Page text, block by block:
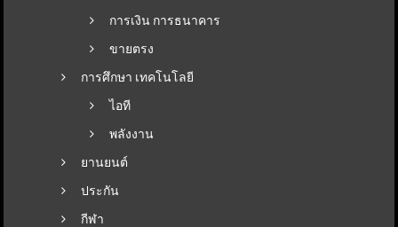
การเงิน การธนาคาร
ขายตรง
การศึกษา เทคโนโลยี
ไอที
พลังงาน
ยานยนต์
ประกัน
กีฬา